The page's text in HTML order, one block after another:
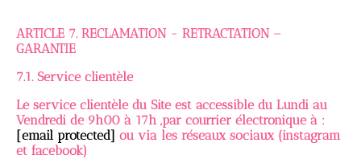
ARTICLE 7. RECLAMATION - RETRACTATION –
GARANTIE
7.1. Service clientèle
Le service clientèle du Site est accessible du Lundi au
Vendredi de 9h00 à 17h ,par courrier électronique à :
[email protected] ou via les réseaux sociaux (instagram
et facebook)